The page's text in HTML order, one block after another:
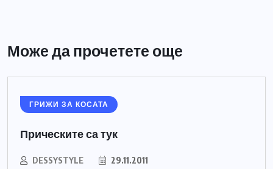
Може да прочетете още
ГРИЖИ ЗА КОСАТА
Прическите са тук
DESSYSTYLE 29.11.2011